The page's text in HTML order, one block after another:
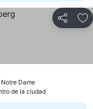
Compartir
DameVer precios
de la ciudad